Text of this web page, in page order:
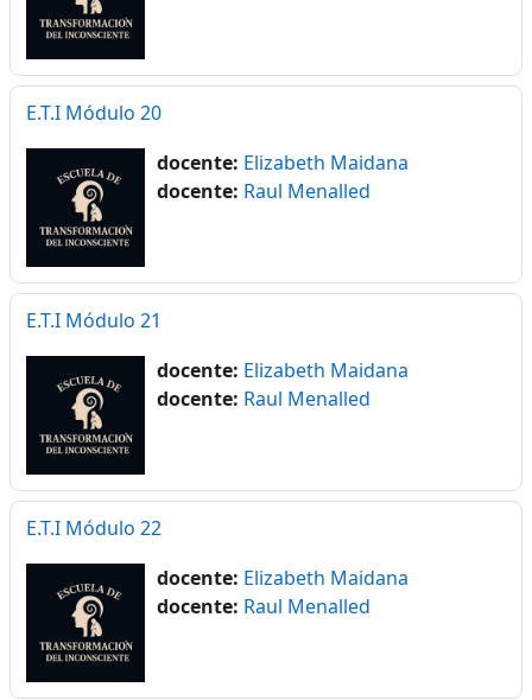
E.T.I Módulo 20
docente: Elizabeth Maidana
docente: Raul Menalled
E.T.I Módulo 21
docente: Elizabeth Maidana
docente: Raul Menalled
E.T.I Módulo 22
docente: Elizabeth Maidana
docente: Raul Menalled